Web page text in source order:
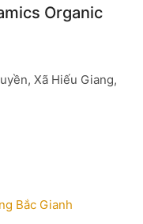
Organic
Xã Hiếu Giang,
Bắc Gianh